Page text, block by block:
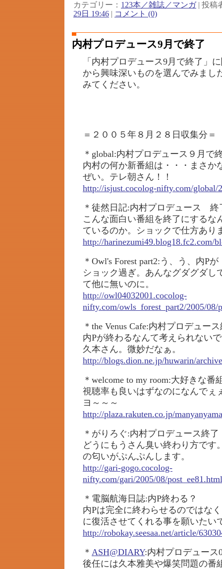
カテゴリー： 123本／雑誌／マンガ| 投稿
29日 19:46 | コメント (0)
内村プロデュース9月で終了
「内村プロデュース9月で終了」
から興味深いものを選んでみまし
みてください。
＝２００５年８月２８日収集分＝
＊global:内村プロデュース９月で
内村の何か新番組は・・・まさか
ぜい。テレ朝さん！！
http://isjust.cocolog-nifty.com/global/
＊徒然日記:内村プロデュース 終
こんな面白い番組を終了にするな
ているのか。ショックで仕方あり
http://harinezumi49.blog18.fc2.com/
＊Owl's Forest part2:う、う、内P
ショック過ぎ。あんなグダグダし
て他に無いのに。
http://owl04032001.cocolog-
nifty.com/owls_forest_part2/2005/08/
＊the Venus Cafe:内村プロデュー
内Pが終わるなんて考えられない
久本さん。微妙だなぁ。
http://blogs.dion.ne.jp/huwarin/
＊welcome to my room:大好きな番
視聴率も良いはずなのになんでぇ
ヨ～～～
http://plaza.rakuten.co.jp/
＊がりろぐ:内村プロデュース終了
どうにもうさん臭い終わり方です
の匂いがぷんぷんします。
http://gari-gogo.cocolog-
nifty.com/gari/2005/08/post_ee81.html
＊電脳航海日誌:内P終わる？
内Pは完全に終わらせるのではな
に復活させてくれる事を願いたい
http://robokay.seesaa.net/article/
＊ ASH@DIARY:内村プロデュース
後任には久本雅美や爆笑問題の番